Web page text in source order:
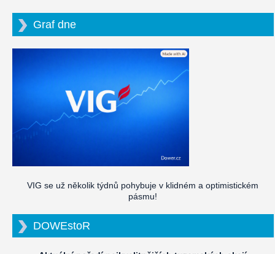
Graf dne
VIG se už několik týdnů pohybuje v klidném a optimistickém
pásmu!
DOWEstoR